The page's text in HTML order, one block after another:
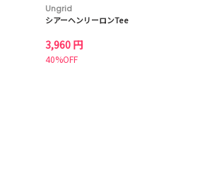
Ungrid
シアーヘンリーロンTee
3,960 円
40%OFF